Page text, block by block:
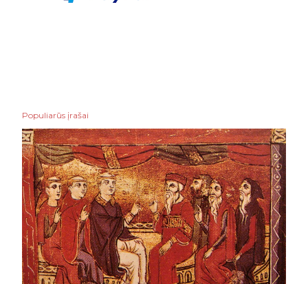
Populiarūs įrašai